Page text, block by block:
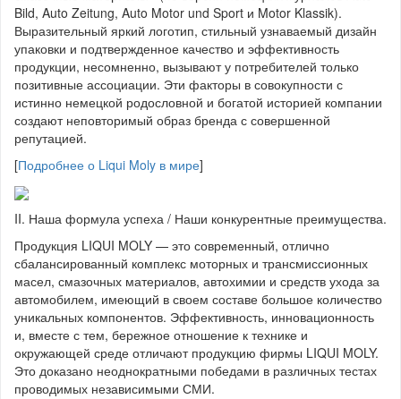
Bild, Auto Zeitung, Auto Motor und Sport и Motor Klassik).
Выразительный яркий логотип, стильный узнаваемый дизайн
упаковки и подтвержденное качество и эффективность
продукции, несомненно, вызывают у потребителей только
позитивные ассоциации. Эти факторы в совокупности с
истинно немецкой родословной и богатой историей компании
создают неповторимый образ бренда с совершенной
репутацией.
[Подробнее о Liqui Moly в мире]
II. Наша формула успеха / Наши конкурентные преимущества.
Продукция LIQUI MOLY — это современный, отлично
сбалансированный комплекс моторных и трансмиссионных
масел, смазочных материалов, автохимии и средств ухода за
автомобилем, имеющий в своем составе большое количество
уникальных компонентов. Эффективность, инновационность
и, вместе с тем, бережное отношение к технике и
окружающей среде отличают продукцию фирмы LIQUI MOLY.
Это доказано неоднократными победами в различных тестах
проводимых независимыми СМИ.